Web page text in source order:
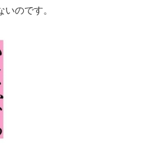
のです。